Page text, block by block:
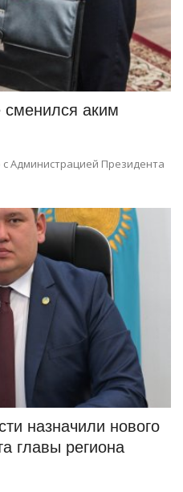
сменился аким
с Администрацией Президента
назначили нового
главы региона